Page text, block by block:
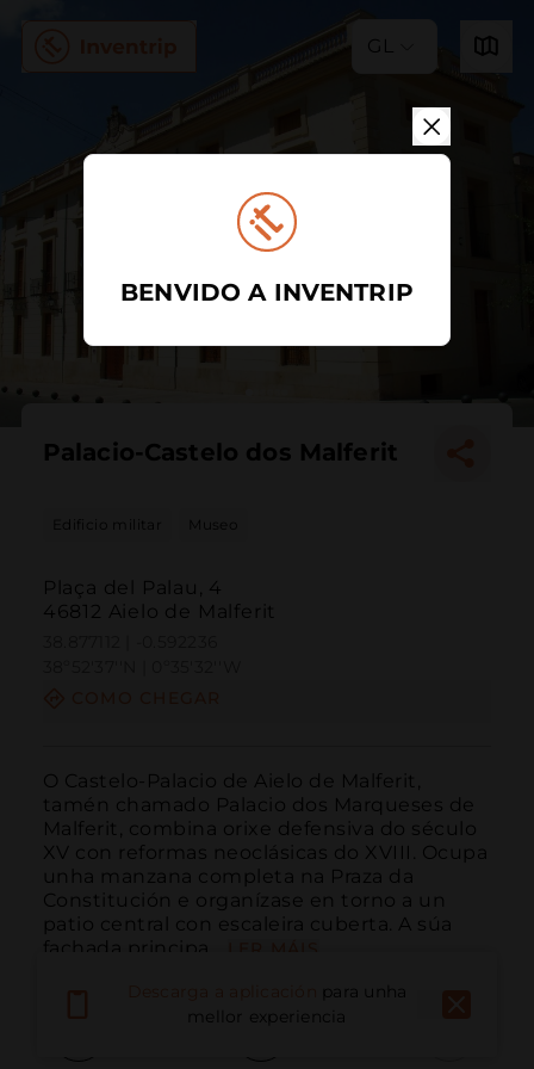
GL
Palacio-Castelo dos Malferit
Edificio militar Museo
Plaça del Palau, 4
46812 Aielo de Malferit
O Castelo‑Palacio de Aielo de Malferit,
tamén chamado Palacio dos Marqueses de
Malferit, combina orixe defensiva do século
XV con reformas neoclásicas do XVIII. Ocupa
unha manzana completa na Praza da
Constitución e organízase en torno a un
patio central con escaleira cuberta. A súa
fachada principa...
para unha
mellor experiencia
BENVIDO A INVENTRIP